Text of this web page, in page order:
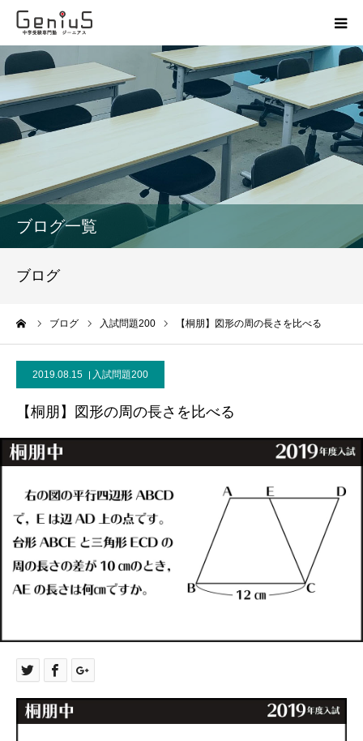
ブログ一覧
ブログ
ブログ 入試問題200 【桐朋】図形の周の長さを比べる
2019.08.15 入試問題200
【桐朋】図形の周の長さを比べる
授業
志望校別特訓
模試
お問い合わせ